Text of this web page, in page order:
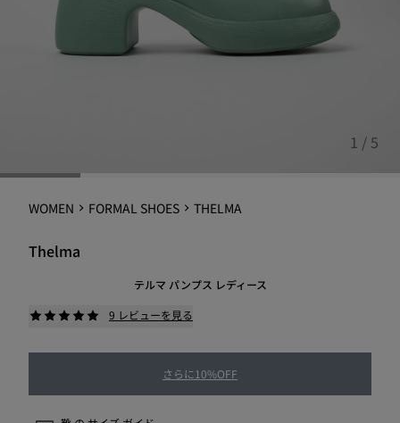
1 / 5
WOMEN FORMAL SHOES THELMA
Thelma
テルマ パンプス レディース
9 レビューを見る
さらに10%OFF